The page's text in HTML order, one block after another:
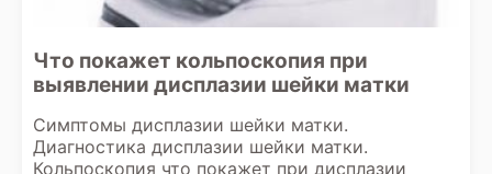
Что покажет кольпоскопия при
выявлении дисплазии шейки матки
Симптомы дисплазии шейки матки.
Диагностика дисплазии шейки матки.
Кольпоскопия что покажет при дисплазии